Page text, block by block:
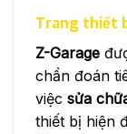
Trang thiết
Z-Garage
chẩn đoán
việc sửa
thiết bị hiện